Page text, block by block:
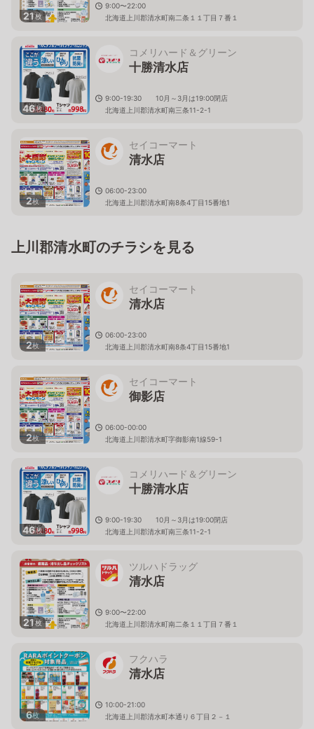
21枚
9:00〜22:00
北海道上川郡清水町南二条１１丁目７番１
46枚
コメリハード＆グリーン
十勝清水店
9:00-19:30 10月～3月は19:00閉店
北海道上川郡清水町南三条11-2-1
2枚
セイコーマート
清水店
06:00-23:00
北海道上川郡清水町南8条4丁目15番地1
上川郡清水町のチラシを見る
2枚
セイコーマート
清水店
06:00-23:00
北海道上川郡清水町南8条4丁目15番地1
2枚
セイコーマート
御影店
06:00-00:00
北海道上川郡清水町字御影南1線59-1
46枚
コメリハード＆グリーン
十勝清水店
9:00-19:30 10月～3月は19:00閉店
北海道上川郡清水町南三条11-2-1
21枚
ツルハドラッグ
清水店
9:00〜22:00
北海道上川郡清水町南二条１１丁目７番１
6枚
フクハラ
清水店
10:00-21:00
北海道上川郡清水町本通り６丁目２－１